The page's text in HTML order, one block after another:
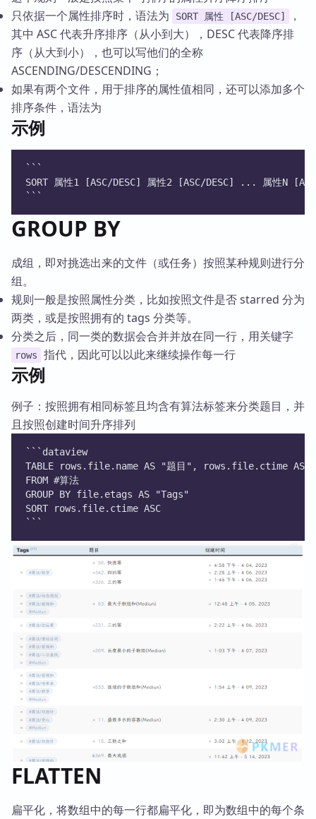
只依据一个属性排序时，语法为
SORT 属性 [ASC/DESC]
，
其中 ASC 代表升序排序（从小到大），DESC 代表降序排
序（从大到小），也可以写他们的全称
ASCENDING/DESCENDING；
如果有两个文件，用于排序的属性值相同，还可以添加多个
排序条件，语法为
示例
```
SORT 属性1 [ASC/DESC] 属性2 [ASC/DESC] ... 属性N
```
GROUP BY
成组，即对挑选出来的文件（或任务）按照某种规则进行分
组。
规则一般是按照属性分类，比如按照文件是否 starred 分为
两类，或是按照拥有的 tags 分类等。
分类之后，同一类的数据会合并并放在同一行，用关键字
rows 指代，因此可以以此来继续操作每一行
示例
例子：按照拥有相同标签且均含有算法标签来分类题目，并
且按照创建时间升序排列
```dataview
TABLE rows.file.name AS "题目", rows.file.ctime AS "
FROM #算法
GROUP BY file.etags AS "Tags"
SORT rows.file.ctime ASC
```
FLATTEN
扁平化，将数组中的每一行都扁平化，即为数组中的每个条